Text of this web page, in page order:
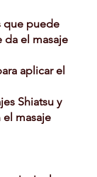
que puede
da el masaje
aplicar el
Shiatsu y
el masaje